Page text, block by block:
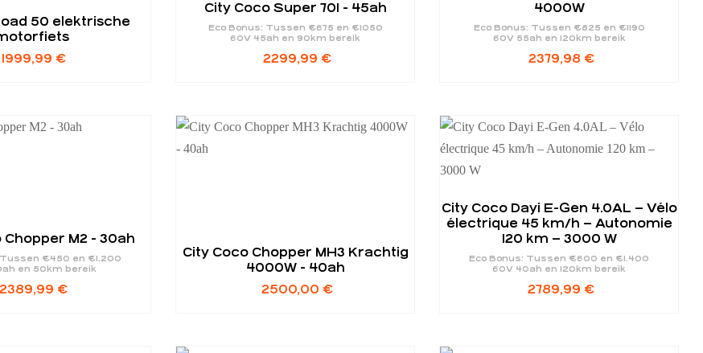
50 elektrische
1999,99 €
City Coco Super 701 - 45ah
Eco Bonus: Tussen €675 en €1050
60V 45ah en 90km bereik
2299,99 €
4000W
Eco Bonus: Tussen €825 en €1190
60V 55ah en 120km bereik
2379,98 €
M2 - 30ah
Tussen €450 en €1.200
en 50km bereik
2389,99 €
City Coco Chopper MH3 Krachtig
4000W - 40ah
2500,00 €
City Coco Dayi E-Gen 4.0AL – Vélo
électrique 45 km/h – Autonomie
120 km – 3000 W
Eco Bonus: Tussen €600 en €1.400
60V 40ah en 120km bereik
2789,99 €